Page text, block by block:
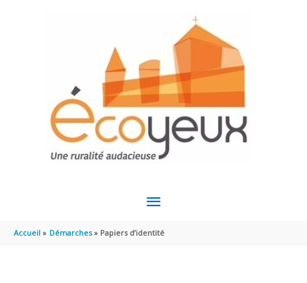
MENU
PRINCIPAL
Accueil Démarches Papiers d’identité